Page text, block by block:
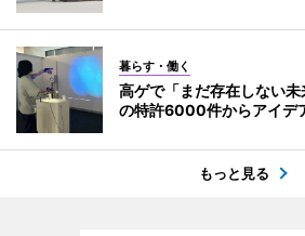
暮らす・働く
高ゲで「まだ存在しない
の特許6000件からアイデ
もっと見る